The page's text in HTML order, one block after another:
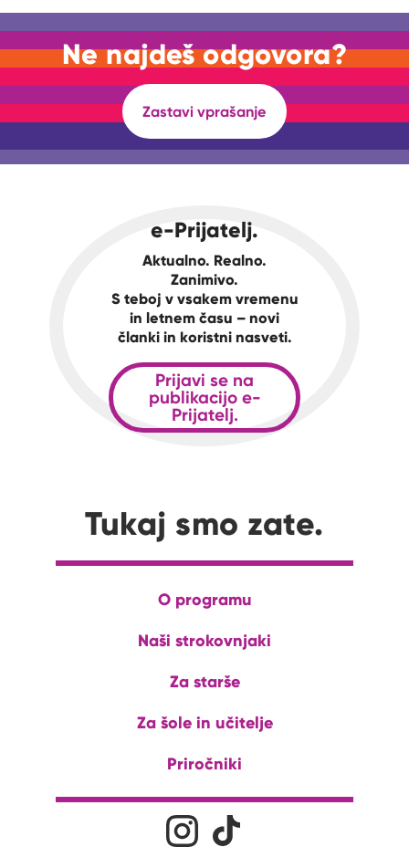
Ne najdeš odgovora?
Zastavi vprašanje
e-Prijatelj.
Aktualno. Realno.
Zanimivo.
S teboj v vsakem vremenu
in letnem času – novi
članki in koristni nasveti.
Prijavi se na
publikacijo e-
Prijatelj.
Tukaj smo zate.
O programu
Naši strokovnjaki
Za starše
Za šole in učitelje
Priročniki
Družabna omrežjaNa naš Instagram profil